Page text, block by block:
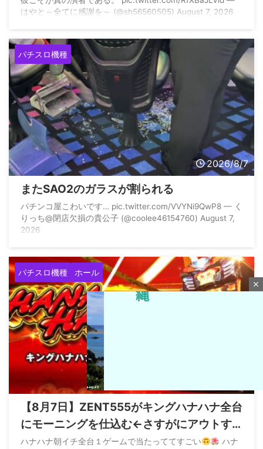
はやと～全てに感謝を～ (@sh56560505) August 7, 2026
パチスロ機種
2026/8/7
またSAO2のガラスが割られる
パチンコ屋こわいです… pic.twitter.com/VVYNi9QwP8 — く
りっち@閉店欠損の貴公子 (@coolee46154760) August 7,
2026
パチスロ機種 ホール
【8月7日】ZENT555がキングハナハナ全台
にモーニングを仕込む←さすがにアウトす
ぎてお咎めなしなら加速すると危惧する声
ハナハナ朝イチ全台１ゲームで当たっててすごい
ハナ
close
M
t